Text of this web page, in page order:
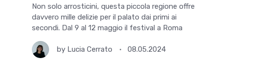
Non solo arrosticini, questa piccola regione offre
davvero mille delizie per il palato dai primi ai
secondi. Dal 9 al 12 maggio il festival a Roma
by Lucia Cerrato 08.05.2024